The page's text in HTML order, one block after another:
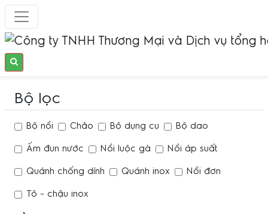
Bộ lọc
Bộ nồi Chảo Bộ dụng cụ Bộ dao
Ấm đun nước Nồi luộc gà Nồi áp suất
Quánh chống dính Quánh inox Nồi đơn
Tô - chậu inox